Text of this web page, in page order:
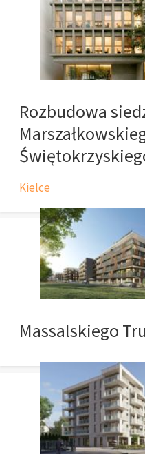
Rozbudowa
Kielce
Massalskiego